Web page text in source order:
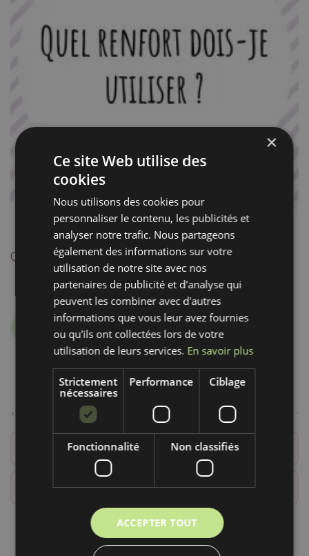
Quel renfort dois-je utiliser ?
Bubulákovo
27.07.2022
BUBUNEWS
DÉTAILS DU TISSU
×
Ce site Web utilise des
cookies
Nous utilisons des cookies pour
personnaliser le contenu, les publicités et
analyser notre trafic. Nous partageons
également des informations sur votre
utilisation de notre site avec nos
partenaires de publicité et d'analyse qui
peuvent les combiner avec d'autres
informations que vous leur avez fournies
ou qu'ils ont collectées lors de votre
utilisation de leurs services. En savoir plus
Strictement
nécessaires
Performance Ciblage
Fonctionnalité Non classifiés
ACCEPTER TOUT